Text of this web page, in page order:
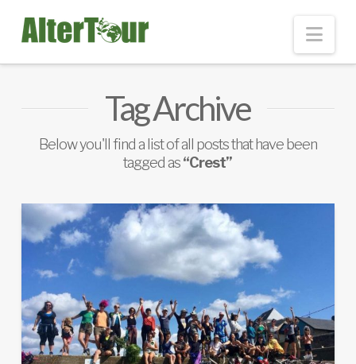
Tag Archive
Below you'll find a list of all posts that have been
tagged as“Crest”